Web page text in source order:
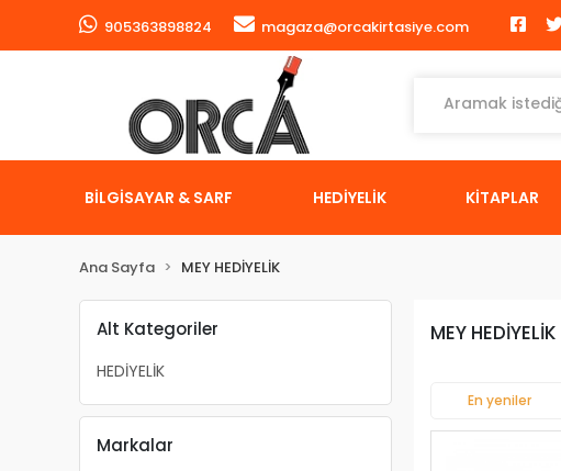
905363898824 magaza@orcakirtasiye.com
BİLGİSAYAR & SARF HEDİYELİK KİTAPLAR
Ana Sayfa MEY HEDİYELİK
Alt Kategoriler
HEDİYELİK
Markalar
MEY HEDİYELİK
En yeniler